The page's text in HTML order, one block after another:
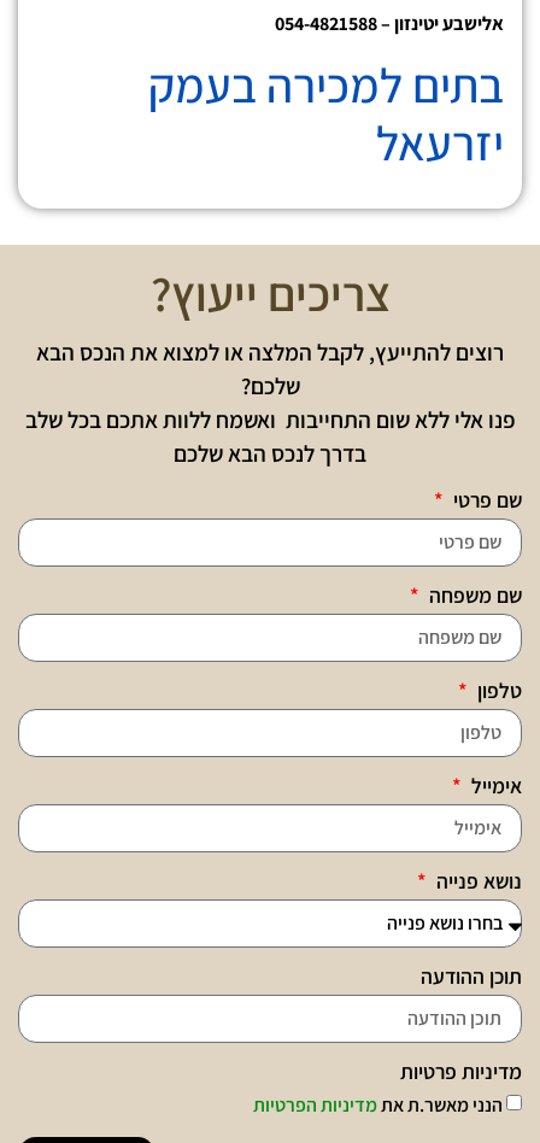
אלישבע יטינזון – 054-4821588
בתים למכירה בעמק
יזרעאל
צריכים ייעוץ?
רוצים להתייעץ, לקבל המלצה או למצוא את הנכס הבא
שלכם?
פנו אלי ללא שום התחייבות ואשמח ללוות אתכם בכל שלב
בדרך לנכס הבא שלכם
שם פרטי
שם משפחה
טלפון
אימייל
נושא פנייה
תוכן ההודעה
מדיניות פרטיות
הנני מאשר.ת אתמדיניות הפרטיות